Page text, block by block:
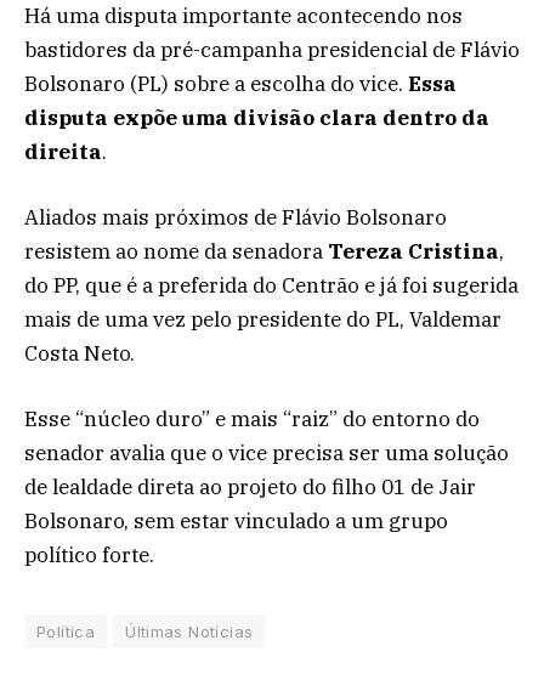
Há uma disputa importante acontecendo nos
bastidores da pré-campanha presidencial de Flávio
Bolsonaro (PL) sobre a escolha do vice. Essa
disputa expõe uma divisão clara dentro da
direita.
Aliados mais próximos de Flávio Bolsonaro
resistem ao nome da senadora Tereza Cristina,
do PP, que é a preferida do Centrão e já foi sugerida
mais de uma vez pelo presidente do PL, Valdemar
Costa Neto.
Esse “núcleo duro” e mais “raiz” do entorno do
senador avalia que o vice precisa ser uma solução
de lealdade direta ao projeto do filho 01 de Jair
Bolsonaro, sem estar vinculado a um grupo
político forte.
Política Últimas Notícias